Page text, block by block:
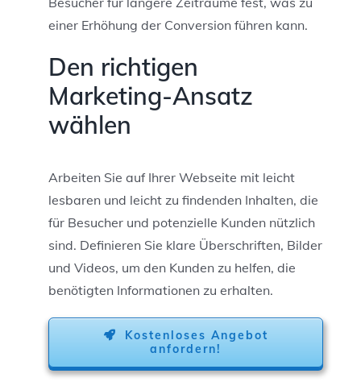
einer Erhöhung der Conversion führen kann.
Den richtigen
Marketing-Ansatz
wählen
Arbeiten Sie auf Ihrer Webseite mit leicht
lesbaren und leicht zu findenden Inhalten, die
für Besucher und potenzielle Kunden nützlich
sind. Definieren Sie klare Überschriften, Bilder
und Videos, um den Kunden zu helfen, die
benötigten Informationen zu erhalten.
Kostenloses Angebot
anfordern!